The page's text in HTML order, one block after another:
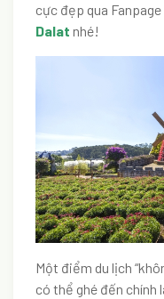
cực đẹp qua Fanpage
Dalat nhé!
Một điểm du lịch
có thể ghé đến chính